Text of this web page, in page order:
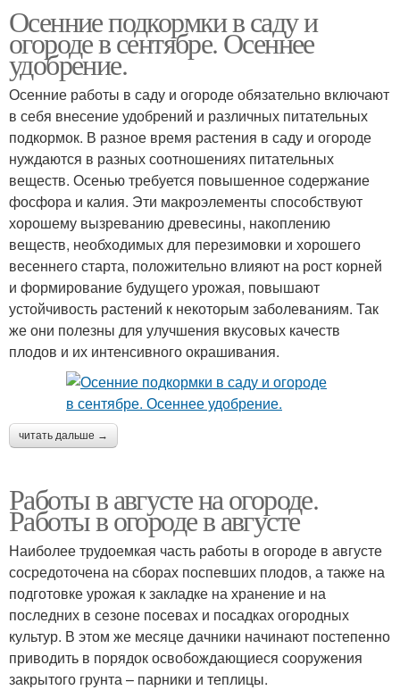
Осенние подкормки в саду и
огороде в сентябре. Осеннее
удобрение.
Осенние работы в саду и огороде обязательно включают
в себя внесение удобрений и различных питательных
подкормок. В разное время растения в саду и огороде
нуждаются в разных соотношениях питательных
веществ. Осенью требуется повышенное содержание
фосфора и калия. Эти макроэлементы способствуют
хорошему вызреванию древесины, накоплению
веществ, необходимых для перезимовки и хорошего
весеннего старта, положительно влияют на рост корней
и формирование будущего урожая, повышают
устойчивость растений к некоторым заболеваниям. Так
же они полезны для улучшения вкусовых качеств
плодов и их интенсивного окрашивания.
читать дальше →
Работы в августе на огороде.
Работы в огороде в августе
Наиболее трудоемкая часть работы в огороде в августе
сосредоточена на сборах поспевших плодов, а также на
подготовке урожая к закладке на хранение и на
последних в сезоне посевах и посадках огородных
культур. В этом же месяце дачники начинают постепенно
приводить в порядок освобождающиеся сооружения
закрытого грунта – парники и теплицы.